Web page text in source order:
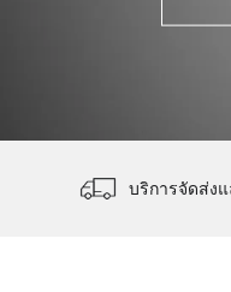
บริการจัดส่ง